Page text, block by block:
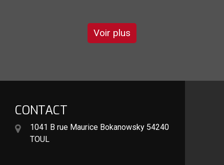
Voir plus
CONTACT
1041 B rue Maurice Bokanowsky 54240
TOUL